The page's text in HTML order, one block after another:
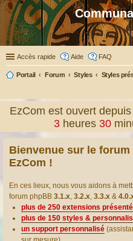
Accès rapide Aide FAQ
Portail Forum Styles
EzCom est ouvert depuis
3 heures 30
Bienvenue sur le
EzCom !
En ces lieux, nous vous aidons à
forum phpBB 3.1.x, 3.2.x, 3.3.x &
plus de 250 extensions
plus de 150 styles &
un support personnalisé